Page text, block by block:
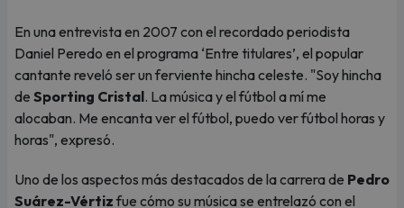
En una entrevista en 2007 con el recordado periodista
Daniel Peredo en el programa ‘Entre titulares’, el popular
cantante reveló ser un ferviente hincha celeste. "Soy hincha
de Sporting Cristal. La música y el fútbol a mí me
alocaban. Me encanta ver el fútbol, puedo ver fútbol horas y
horas", expresó.
Uno de los aspectos más destacados de la carrera de Pedro
Suárez-Vértizfue cómo su música se entrelazó con el